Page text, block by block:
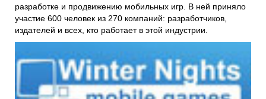
разработке и продвижению мобильных игр. В ней приняло
участие 600 человек из 270 компаний: разработчиков,
издателей и всех, кто работает в этой индустрии.